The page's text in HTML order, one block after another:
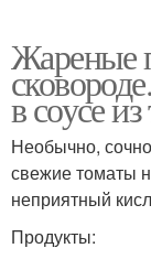
Жареные
в соусе
Необычно,
свежие томаты
неприятный
Продукты: